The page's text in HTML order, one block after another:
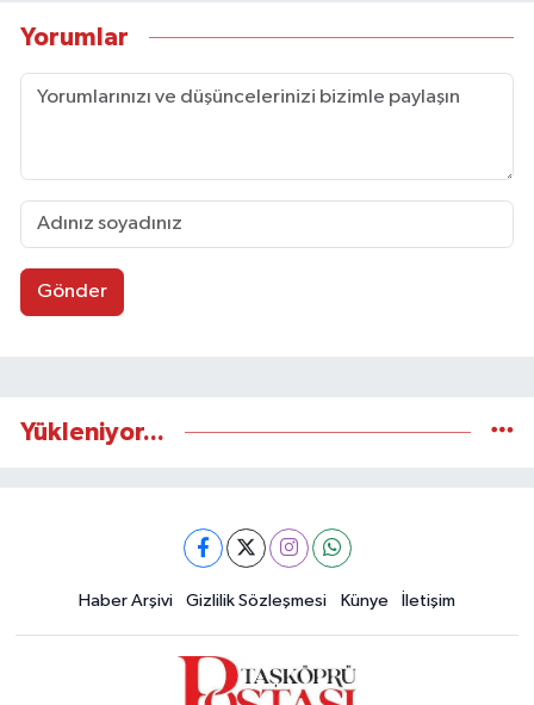
Yorumlar
Gönder
Yükleniyor...
Haber Arşivi Gizlilik Sözleşmesi Künye İletişim